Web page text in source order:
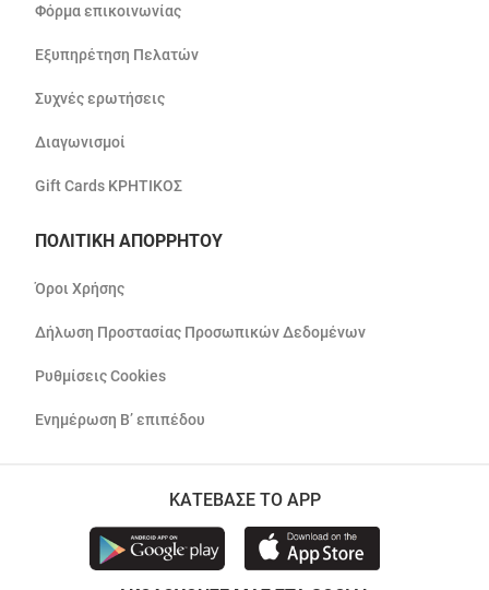
Φόρμα επικοινωνίας
Εξυπηρέτηση Πελατών
Συχνές ερωτήσεις
Διαγωνισμοί
Gift Cards ΚΡΗΤΙΚΟΣ
ΠΟΛΙΤΙΚΗ ΑΠΟΡΡΗΤΟΥ
Όροι Χρήσης
Δήλωση Προστασίας Προσωπικών Δεδομένων
Ρυθμίσεις Cookies
Ενημέρωση Β’ επιπέδου
ΚΑΤΕΒΑΣΕ ΤΟ APP